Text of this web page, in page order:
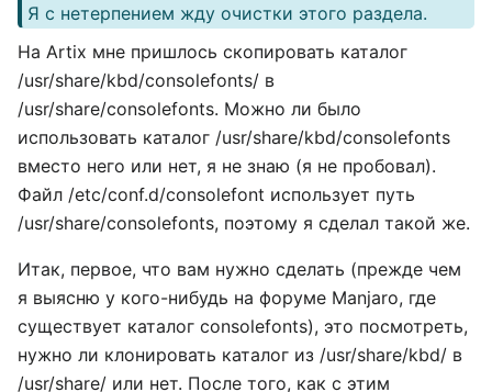
Я с нетерпением жду очистки этого раздела.
На Artix мне пришлось скопировать каталог
/usr/share/kbd/consolefonts/ в
/usr/share/consolefonts. Можно ли было
использовать каталог /usr/share/kbd/consolefonts
вместо него или нет, я не знаю (я не пробовал).
Файл /etc/conf.d/consolefont использует путь
/usr/share/consolefonts, поэтому я сделал такой же.
Итак, первое, что вам нужно сделать (прежде чем
я выясню у кого-нибудь на форуме Manjaro, где
существует каталог consolefonts), это посмотреть,
нужно ли клонировать каталог из /usr/share/kbd/ в
/usr/share/ или нет. После того, как с этим